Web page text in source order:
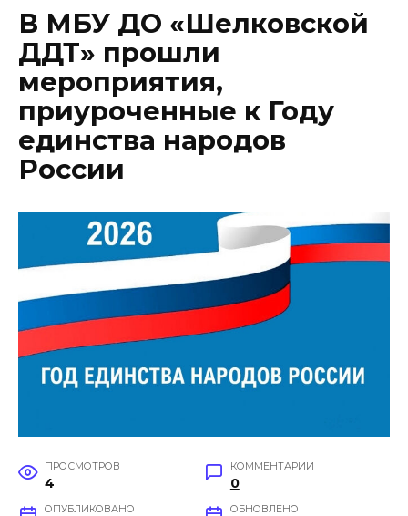
В МБУ ДО «Шелковской
ДДТ» прошли
мероприятия,
приуроченные к Году
единства народов
России
ПРОСМОТРОВ
4
КОММЕНТАРИИ
0
ОПУБЛИКОВАНО ОБНОВЛЕНО